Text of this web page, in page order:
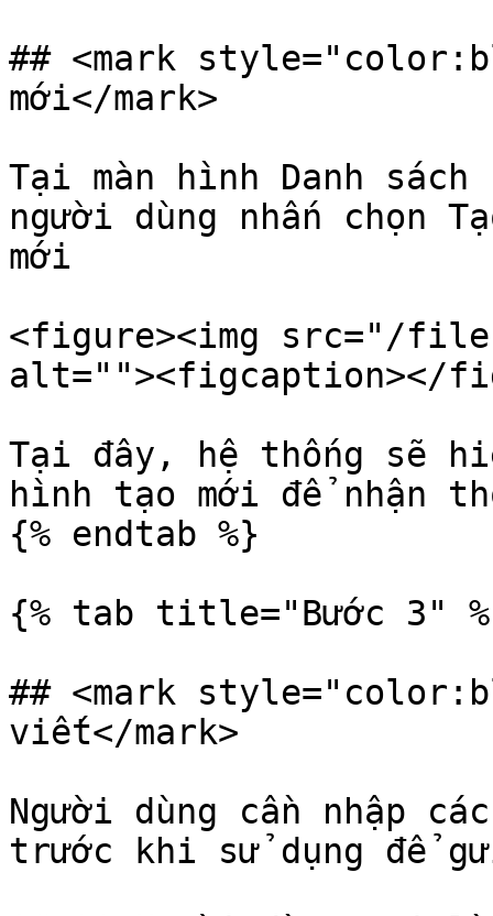
## <mark
mới</mark>
Tại màn hình Danh
người dùng nhấn chọn
mới
<figure><img src="/
alt=""><figcaption></
Tại đây, hệ thống sẽ
hình tạo mới để nhận
{% endtab %}
{% tab title="Bước 3"
## <mark
viết</mark>
Người dùng cần nhập
trước khi sử dụng để